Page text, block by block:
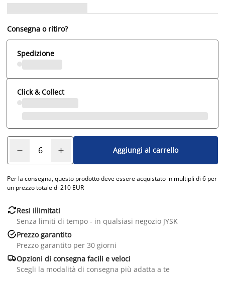
Consegna o ritiro?
Spedizione
Click & Collect
Aggiungi al carrello
Per la consegna, questo prodotto deve essere acquistato in multipli di 6 per
un prezzo totale di 210 EUR
Resi illimitati
Senza limiti di tempo - in qualsiasi negozio JYSK
Prezzo garantito
Prezzo garantito per 30 giorni
Opzioni di consegna facili e veloci
Scegli la modalità di consegna più adatta a te